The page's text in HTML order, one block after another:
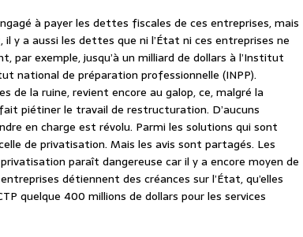
à payer les dettes fiscales de ces entreprises, mais
y a aussi les dettes que ni l’État ni ces entreprises ne
par exemple, jusqu’à un milliard de dollars à l’Institut
national de préparation professionnelle (INPP).
de la ruine, revient encore au galop, ce, malgré la
piétiner le travail de restructuration. D’aucuns
en charge est révolu. Parmi les solutions qui sont
de privatisation. Mais les avis sont partagés. Les
paraît dangereuse car il y a encore moyen de
détiennent des créances sur l’État, qu’elles
quelque 400 millions de dollars pour les services